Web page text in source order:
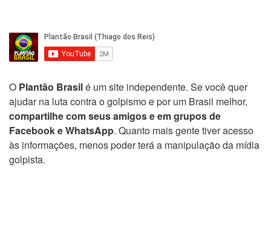
O Plantão Brasilé um site independente. Se você quer
ajudar na luta contra o golpismo e por um Brasil melhor,
compartilhe com seus amigos e em grupos de
Facebook e WhatsApp. Quanto mais gente tiver acesso
às informações, menos poder terá a manipulação da mídia
golpista.